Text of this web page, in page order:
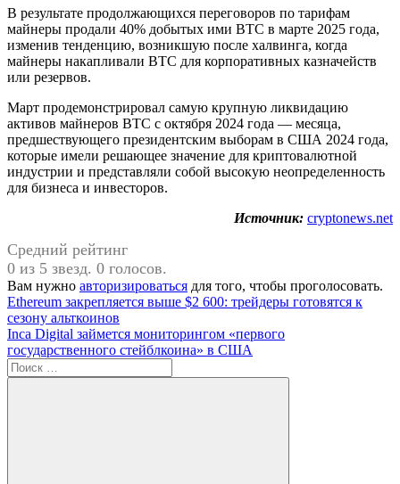
В результате продолжающихся переговоров по тарифам
майнеры продали 40% добытых ими BTC в марте 2025 года,
изменив тенденцию, возникшую после халвинга, когда
майнеры накапливали BTC для корпоративных казначейств
или резервов.
Март продемонстрировал самую крупную ликвидацию
активов майнеров BTC с октября 2024 года — месяца,
предшествующего президентским выборам в США 2024 года,
которые имели решающее значение для криптовалютной
индустрии и представляли собой высокую неопределенность
для бизнеса и инвесторов.
Источник: cryptonews.net
Средний рейтинг
0 из 5 звезд. 0 голосов.
Вам нужно авторизироваться для того, чтобы проголосовать.
Навигация
по
записям
Предыдущая
запись:
Ethereum закрепляется выше $2 600: трейдеры готовятся к
сезону альткоинов
Следующая
запись:
Inca Digital займется мониторингом «первого
государственного стейблкоина» в США
Поиск
для: